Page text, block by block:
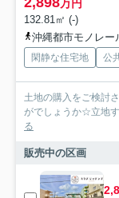
万円
132.81㎡ (-)
沖縄都市モノレー
閑静な住宅地 公
土地の購入をご検討
がでしょうか☆立地
る
販売中の区画